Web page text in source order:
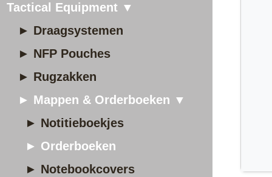
Tactical Equipment ▼
► Draagsystemen
► NFP Pouches
► Rugzakken
► Mappen & Orderboeken ▼
► Notitieboekjes
► Orderboeken
► Notebookcovers